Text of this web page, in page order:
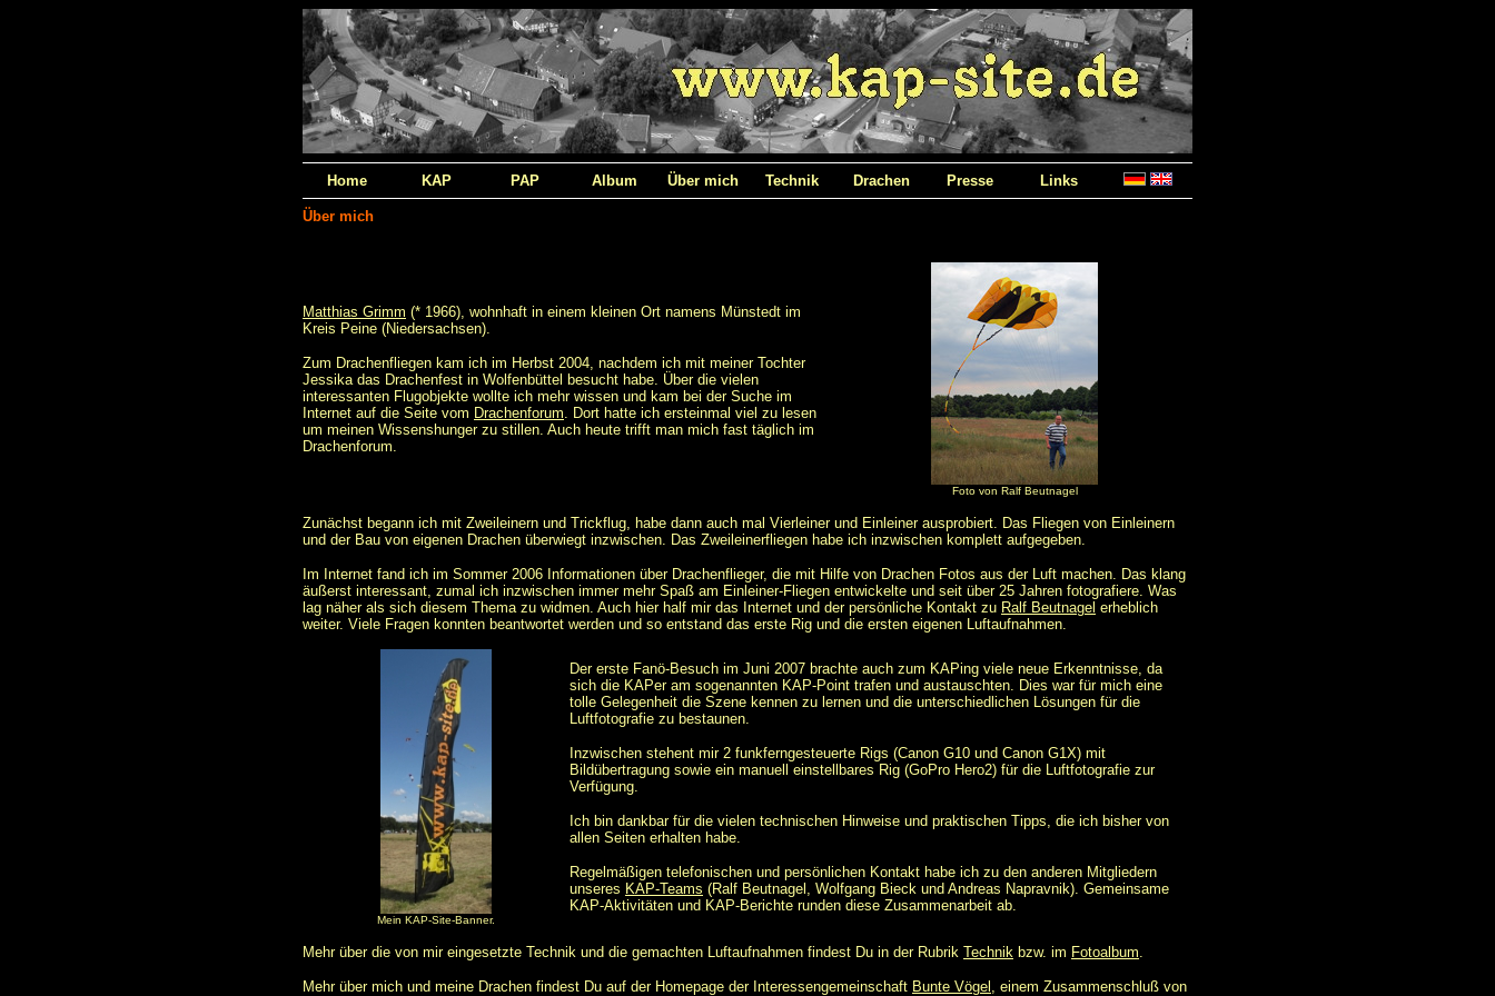
Home KAP PAP Album Über mich Technik Drachen Presse Links
Über mich
Matthias Grimm (* 1966), wohnhaft in einem kleinen Ort namens Münstedt im
Kreis Peine (Niedersachsen).
Zum Drachenfliegen kam ich im Herbst 2004, nachdem ich mit meiner Tochter
Jessika das Drachenfest in Wolfenbüttel besucht habe. Über die vielen
interessanten Flugobjekte wollte ich mehr wissen und kam bei der Suche im
Internet auf die Seite vom Drachenforum. Dort hatte ich ersteinmal viel zu lesen
um meinen Wissenshunger zu stillen. Auch heute trifft man mich fast täglich im
Drachenforum.
Foto von Ralf Beutnagel
Zunächst begann ich mit Zweileinern und Trickflug, habe dann auch mal Vierleiner und Einleiner ausprobiert. Das Fliegen von Einleinern
und der Bau von eigenen Drachen überwiegt inzwischen. Das Zweileinerfliegen habe ich inzwischen komplett aufgegeben.
Im Internet fand ich im Sommer 2006 Informationen über Drachenflieger, die mit Hilfe von Drachen Fotos aus der Luft machen. Das klang
äußerst interessant, zumal ich inzwischen immer mehr Spaß am Einleiner-Fliegen entwickelte und seit über 25 Jahren fotografiere. Was
lag näher als sich diesem Thema zu widmen. Auch hier half mir das Internet und der persönliche Kontakt zu Ralf Beutnagel erheblich
weiter. Viele Fragen konnten beantwortet werden und so entstand das erste Rig und die ersten eigenen Luftaufnahmen.
Mein KAP-Site-Banner.
Der erste Fanö-Besuch im Juni 2007 brachte auch zum KAPing viele neue Erkenntnisse, da
sich die KAPer am sogenannten KAP-Point trafen und austauschten. Dies war für mich eine
tolle Gelegenheit die Szene kennen zu lernen und die unterschiedlichen Lösungen für die
Luftfotografie zu bestaunen.
Inzwischen stehent mir 2 funkferngesteuerte Rigs (Canon G10 und Canon G1X) mit
Bildübertragung sowie ein manuell einstellbares Rig (GoPro Hero2) für die Luftfotografie zur
Verfügung.
Ich bin dankbar für die vielen technischen Hinweise und praktischen Tipps, die ich bisher von
allen Seiten erhalten habe.
Regelmäßigen telefonischen und persönlichen Kontakt habe ich zu den anderen Mitgliedern
unseres KAP-Teams (Ralf Beutnagel, Wolfgang Bieck und Andreas Napravnik). Gemeinsame
KAP-Aktivitäten und KAP-Berichte runden diese Zusammenarbeit ab.
Mehr über die von mir eingesetzte Technik und die gemachten Luftaufnahmen findest Du in der Rubrik Technik bzw. im Fotoalbum.
Mehr über mich und meine Drachen findest Du auf der Homepage der Interessengemeinschaft Bunte Vögel , einem Zusammenschluß von